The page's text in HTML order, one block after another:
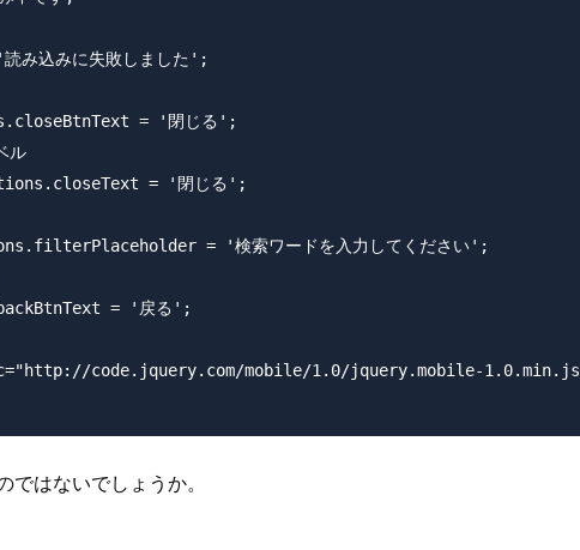
code.jquery.com/mobile/1.0/jquery.mobile-
はないでしょうか。